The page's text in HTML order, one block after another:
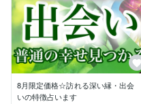
だから私は「不安を煽
定」をモットーに活動
鑑定では結果をそのま
「どうしたら関係がう
「どんな心持ちでいれ
を具体的にお話しする
8月限定価格☆訪れる深い縁・出会
いの特徴占います